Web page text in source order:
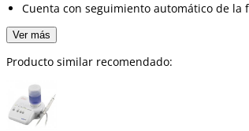
Cuenta con seguimiento automático de la
Ver más
Producto similar recomendado: